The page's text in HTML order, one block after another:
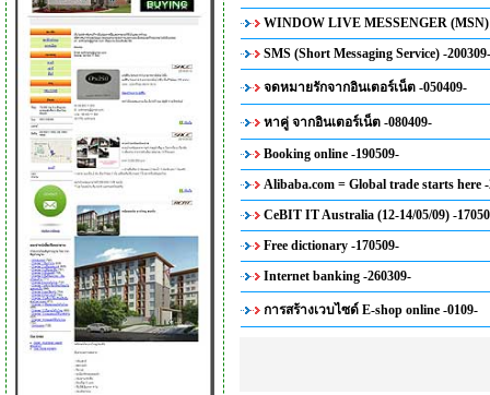
WINDOW LIVE MESSENGER (MSN)
SMS (Short Messaging Service) -200309-
จดหมายรักจากอินเตอร์เน็ต -050409-
หาคู่ จากอินเตอร์เน็ต -080409-
Booking online -190509-
Alibaba.com = Global trade starts here -
CeBIT IT Australia (12-14/05/09) -
Free dictionary -170509-
Internet banking -260309-
การสร้างเวบไซด์ E-shop online -0109-